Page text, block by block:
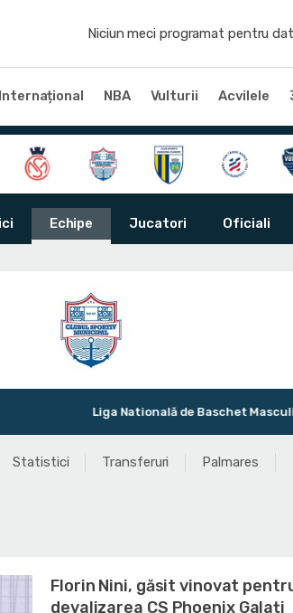
Niciun meci programat pentru
Internațional NBA Vulturii Acvilele
Echipe Jucatori Oficiali
Liga Natională de Baschet Masculin
Statistici Transferuri Palmares
Florin Nini, găsit vinovat
devalizarea CS Phoenix Galați